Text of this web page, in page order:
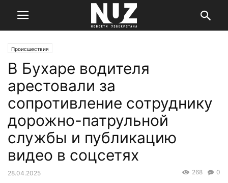
Происшествия
В Бухаре водителя
арестовали за
сопротивление сотруднику
дорожно-патрульной
службы и публикацию
видео в соцсетях
28.04.2025 0
268